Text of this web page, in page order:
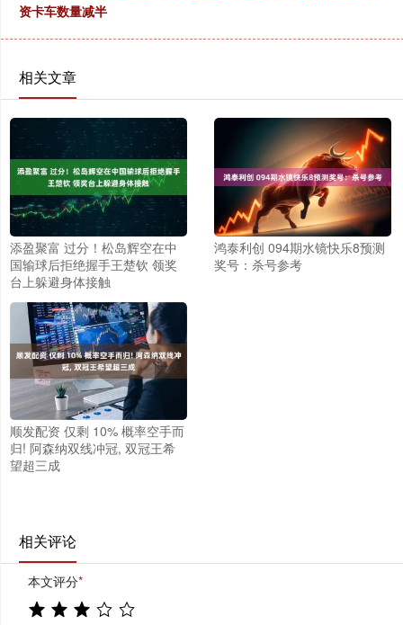
资卡车数量减半
相关文章
添盈聚富 过分！松岛辉空在中
国输球后拒绝握手王楚钦 领奖
台上躲避身体接触
鸿泰利创 094期水镜快乐8预测
奖号：杀号参考
顺发配资 仅剩 10% 概率空手而
归! 阿森纳双线冲冠, 双冠王希
望超三成
相关评论
本文评分*